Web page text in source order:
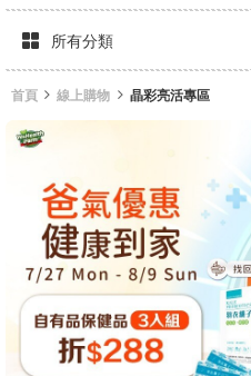
所有分類
首頁 線上購物 晶彩亮活專區